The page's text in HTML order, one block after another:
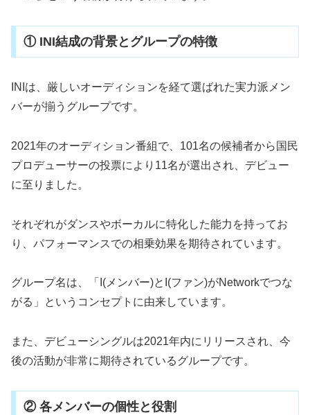
① INI結成の背景とグループの特徴
INIは、厳しいオーディションを経て選ばれた実力派メン
バーが揃うグループです。
2021年のオーディション番組で、101名の候補者から国民
プロデューサーの投票により11名が選出され、デビュー
に至りました。
それぞれがダンスやボーカルに特化した能力を持ってお
り、パフォーマンスでの相乗効果を期待されています。
グループ名は、「I(メンバー)とI(ファン)がNetworkでつな
がる」というコンセプトに由来しています。
また、デビューシングルは2021年内にリリースされ、今
後の活動が非常に期待されているグループです。
② 各メンバーの個性と役割